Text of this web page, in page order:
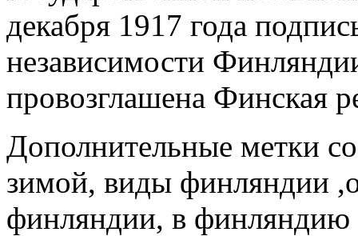
декабря 1917 года
независимости
провозглашена Финская
Дополнительные метки
зимой, виды финляндии
финляндии, в финляндию